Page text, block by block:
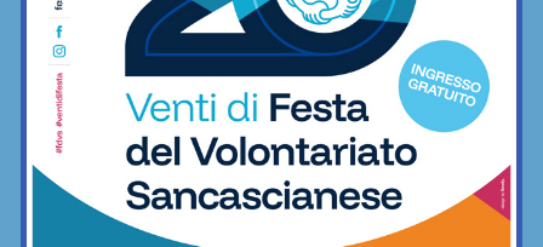
Calcio
L’INTERVISTA / San Polo, tre voci unite
verso la sfida contro...